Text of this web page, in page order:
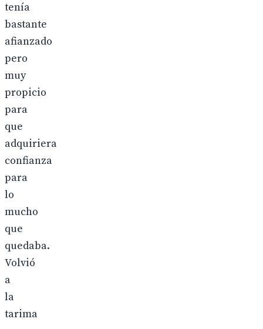
tenía
bastante
afianzado
pero
muy
propicio
para
que
adquiriera
confianza
para
lo
mucho
que
quedaba.
Volvió
a
la
tarima